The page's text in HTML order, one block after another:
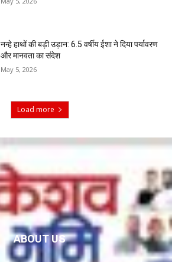
नन्हे हाथों की बड़ी उड़ान: 6.5 वर्षीय ईशा ने दिया पर्यावरण
और मानवता का संदेश
May 5, 2026
Load more
ABOUT US